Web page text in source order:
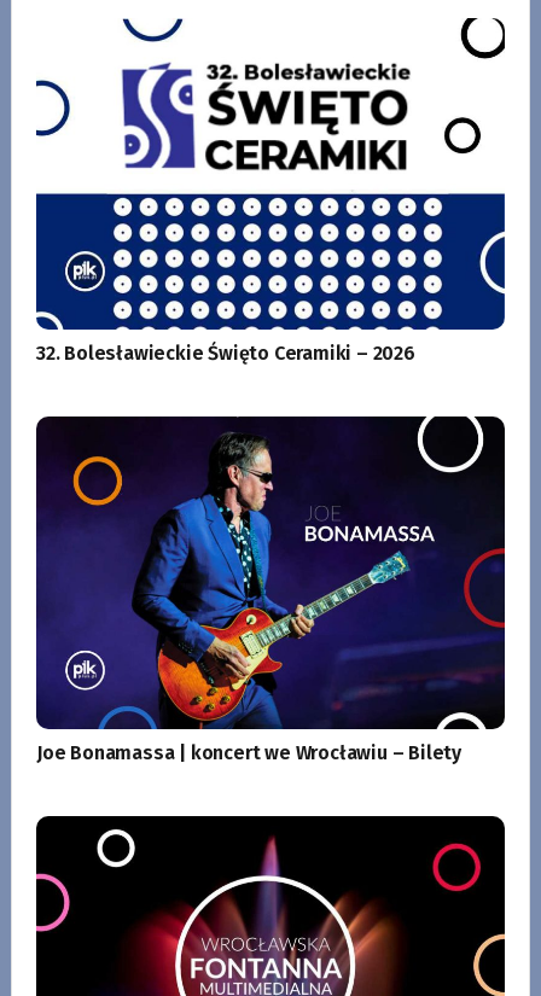
32. Bolesławieckie Święto Ceramiki – 2026
Joe Bonamassa | koncert we Wrocławiu – Bilety